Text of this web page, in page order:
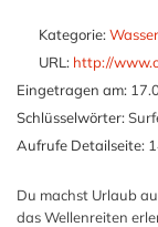
Kategorie:
URL: http://
Eingetragen am:
Schlüsselwörter:
Aufrufe Detailseite:
Du machst Urlaub
das Wellenreiten